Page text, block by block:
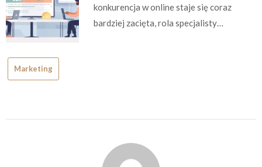
konkurencja w online staje się coraz
bardziej zacięta, rola specjalisty…
Marketing